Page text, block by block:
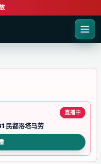
民都洛塔马劳
直播中